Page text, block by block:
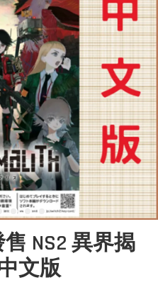
售 NS2 異界揭
文版